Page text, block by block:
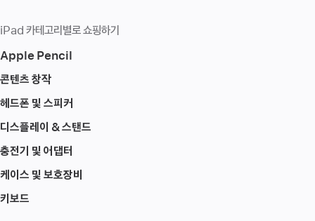
iPad 카테고리별로 쇼핑하기
Apple Pencil
콘텐츠 창작
헤드폰 및 스피커
디스플레이 & 스탠드
충전기 및 어댑터
케이스 및 보호장비
키보드